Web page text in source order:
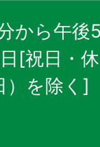
から午後
[祝日・
）を除く]